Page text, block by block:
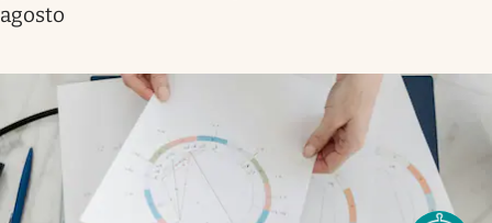
agosto